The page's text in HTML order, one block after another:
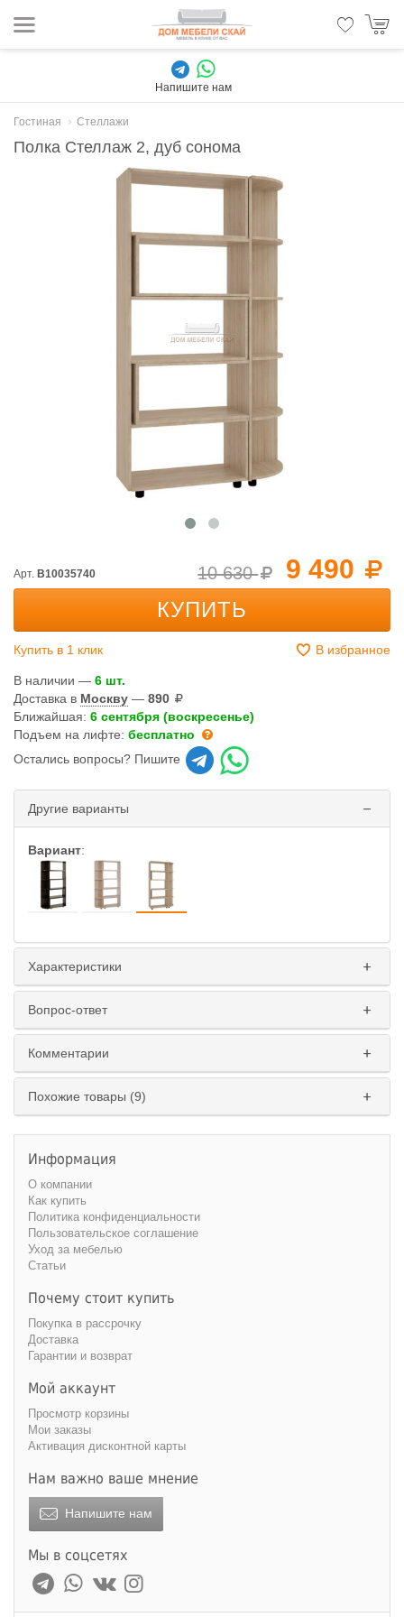
Напишите нам
Гостиная Стеллажи
Полка Стеллаж 2, дуб сонома
9 490
10 630
Арт. B10035740
КУПИТЬ
Купить в 1 клик В избранное
В наличии — 6 шт.
Доставка в Москву — 890
Ближайшая: 6 сентября (воскресенье)
Подъем на лифте: бесплатно
Остались вопросы? Пишите
Другие варианты
Вариант:
Характеристики
Вопрос-ответ
Комментарии
Похожие товары (9)
Информация
О компании
Как купить
Политика конфиденциальности
Пользовательское соглашение
Уход за мебелью
Статьи
Почему стоит купить
Покупка в рассрочку
Доставка
Гарантии и возврат
Мой аккаунт
Просмотр корзины
Мои заказы
Активация дисконтной карты
Нам важно ваше мнение
Напишите нам
Мы в соцсетях